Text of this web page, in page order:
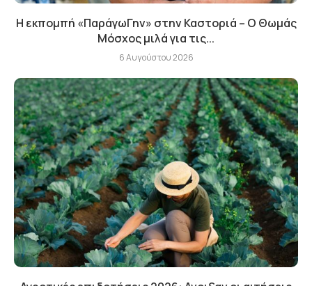
Η εκπομπή «ΠαράγωΓην» στην Καστοριά – Ο Θωμάς
Μόσχος μιλά για τις...
6 Αυγούστου 2026